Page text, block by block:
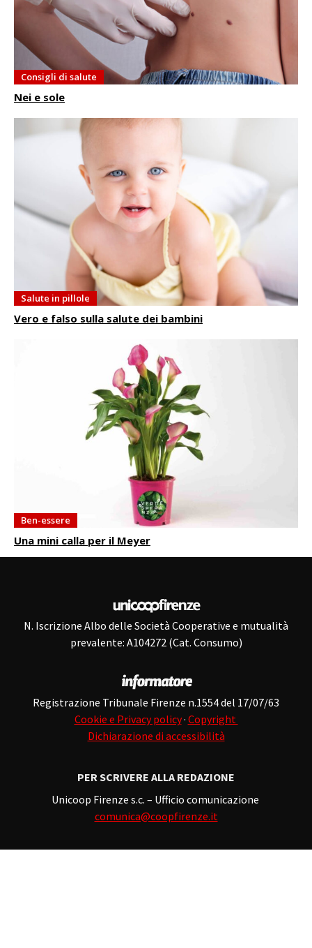
Consigli di salute
Nei e sole
Salute in pillole
Vero e falso sulla salute dei bambini
Ben-essere
Una mini calla per il Meyer
N. Iscrizione Albo delle Società Cooperative e mutualità
prevalente: A104272 (Cat. Consumo)
Registrazione Tribunale Firenze n.1554 del 17/07/63
Cookie e Privacy policy· Copyright
Dichiarazione di accessibilità
PER SCRIVERE ALLA REDAZIONE
Unicoop Firenze s.c. – Ufficio comunicazione
comunica@coopfirenze.it